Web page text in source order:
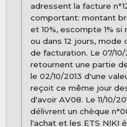
adressent la facture
comportant: montant
et 10%, escompte 1%
ou dans 12 jours,
de facturation. Le 07/
retournent une partie
le 02/10/2013 d'une
reçoit ce même jour
d'avoir AV08. Le 11/10/
délivrent un chèque
l'achat et les ETS NIKI